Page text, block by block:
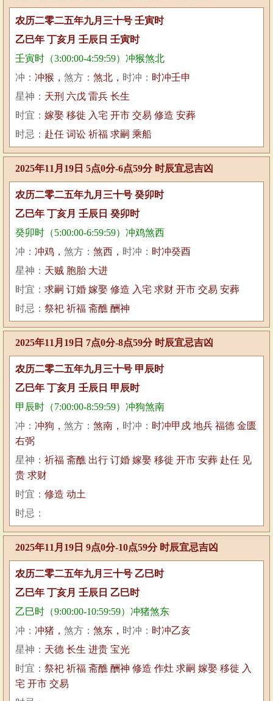
农历二零二五年九月三十号 壬寅时
乙巳年 丁亥月 壬辰日 壬寅时
壬寅时（3:00:00-4:59:59）冲猴煞北
冲： 冲猴， 煞方： 煞北， 时冲： 时冲壬申
星神： 天刑 六戊 雷兵 长生
时宜： 嫁娶 移徙 入宅 开市 交易 修造 安葬
时忌： 赴任 词讼 祈福 求嗣 乘船
2025年11月19日 5点0分-6点59分 时辰宜忌吉凶
农历二零二五年九月三十号 癸卯时
乙巳年 丁亥月 壬辰日 癸卯时
癸卯时（5:00:00-6:59:59）冲鸡煞西
冲： 冲鸡， 煞方： 煞西， 时冲： 时冲癸酉
星神： 天贼 胞胎 大进
时宜： 求嗣 订婚 嫁娶 修造 入宅 求财 开市 交易 安葬
时忌： 祭祀 祈福 斋醮 酬神
2025年11月19日 7点0分-8点59分 时辰宜忌吉凶
农历二零二五年九月三十号 甲辰时
乙巳年 丁亥月 壬辰日 甲辰时
甲辰时（7:00:00-8:59:59）冲狗煞南
冲： 冲狗， 煞方： 煞南， 时冲： 时冲甲戍 地兵 福德 金匮
右弼
星神： 祈福 斋醮 出行 订婚 嫁娶 移徙 开市 安葬 赴任 见
贵 求财
时宜： 修造 动土
时忌：
2025年11月19日 9点0分-10点59分 时辰宜忌吉凶
农历二零二五年九月三十号 乙巳时
乙巳年 丁亥月 壬辰日 乙巳时
乙巳时（9:00:00-10:59:59）冲猪煞东
冲： 冲猪， 煞方： 煞东， 时冲： 时冲乙亥
星神： 天德 长生 进贵 宝光
时宜： 祭祀 祈福 斋醮 酬神 修造 作灶 求嗣 嫁娶 移徙 入
宅 开市 交易